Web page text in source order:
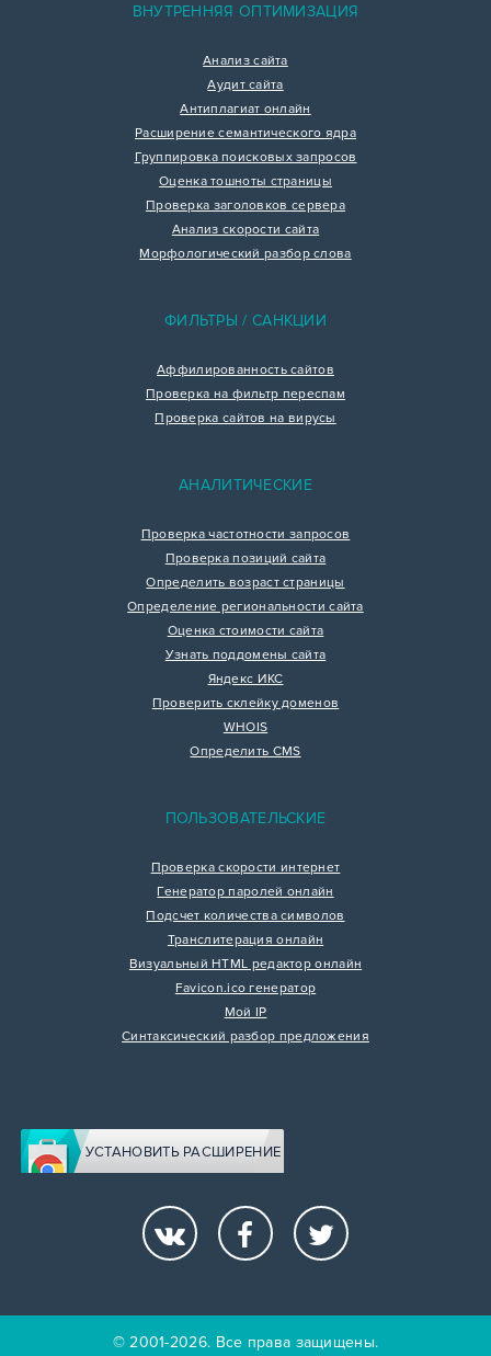
ВНУТРЕННЯЯ ОПТИМИЗАЦИЯ
Анализ сайта
Аудит сайта
Антиплагиат онлайн
Расширение семантического ядра
Группировка поисковых запросов
Оценка тошноты страницы
Проверка заголовков сервера
Анализ скорости сайта
Морфологический разбор слова
ФИЛЬТРЫ / САНКЦИИ
Аффилированность сайтов
Проверка на фильтр переспам
Проверка сайтов на вирусы
АНАЛИТИЧЕСКИЕ
Проверка частотности запросов
Проверка позиций сайта
Определить возраст страницы
Определение региональности сайта
Оценка стоимости сайта
Узнать поддомены сайта
Яндекс ИКС
Проверить склейку доменов
WHOIS
Определить CMS
ПОЛЬЗОВАТЕЛЬСКИЕ
Проверка скорости интернет
Генератор паролей онлайн
Подсчет количества символов
Транслитерация онлайн
Визуальный HTML редактор онлайн
Favicon.ico генератор
Мой IP
Синтаксический разбор предложения
УСТАНОВИТЬ РАСШИРЕНИЕ
© 2001-2026. Все права защищены.